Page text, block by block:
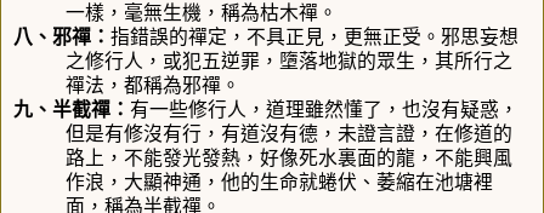
一樣，毫無生機，稱為枯木禪。
八、邪禪： 指錯誤的禪定，不具正見，更無正受。邪思妄想
之修行人，或犯五逆罪，墮落地獄的眾生，其所行之
禪法，都稱為邪禪。
九、半截禪： 有一些修行人，道理雖然懂了，也沒有疑惑，
但是有修沒有行，有道沒有德，未證言證，在修道的
路上，不能發光發熱，好像死水裏面的龍，不能興風
作浪，大顯神通，他的生命就蜷伏、萎縮在池塘裡
面，稱為半截禪。